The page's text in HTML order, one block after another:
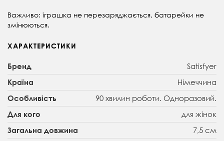
Важливо: іграшка не перезаряджається, батарейки не
змінюються.
ХАРАКТЕРИСТИКИ
Бренд Satisfyer
Країна Німеччина
Особливість 90 хвилин роботи. Одноразовий.
Для кого для жінок
Загальна довжина 7,5 см